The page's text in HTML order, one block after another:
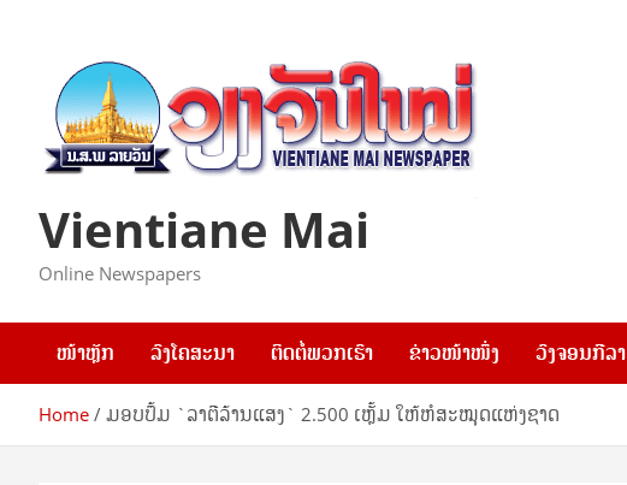
Vientiane Mai
Online Newspapers
ໜ້າຫຼັກ ລົງໂຄສະນາ ຕິດຕໍ່ພວກເຮົາ ຂ່າວໜ້າໜຶ່ງ ວົງຈອນກີລາ
Home ມອບ​ປຶ້ມ `ລາ​ຕີ​ລ້ານ​ແສງ` 2.500 ເຫຼັ້ມ ໃຫ້​ຫໍ​ສະ​ໝຸດ​ແຫ່ງ​ຊາດ